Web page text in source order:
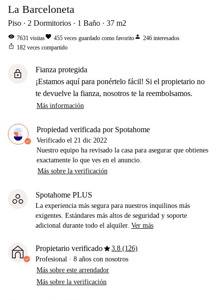
La Barceloneta
Piso 2 Dormitorios 1 Baño 37 m2
visibility 7631 visitasfavorite 455 veces guardado como favoritoperson 246 interesados
ios_share 182 veces compartido
lock
Fianza protegida
¡Estamos aquí para ponértelo fácil! Si el propietario no
te devuelve la fianza, nosotros te la reembolsamos.
Más información
Propiedad verificada por Spotahome
Verificado el 21 dic 2022
Nuestro equipo ha revisado la casa para asegurar que obtienes
exactamente lo que ves en el anuncio.
Más sobre la verificación
Spotahome PLUS
La experiencia más segura para nuestros inquilinos más
exigentes. Estándares más altos de seguridad y soporte
adicional durante todo el alquiler. Ver más
Propietario verificadostar3.8 (126)
Profesional · 8 años con nosotros
Más sobre este arrendador
Más sobre la verificación